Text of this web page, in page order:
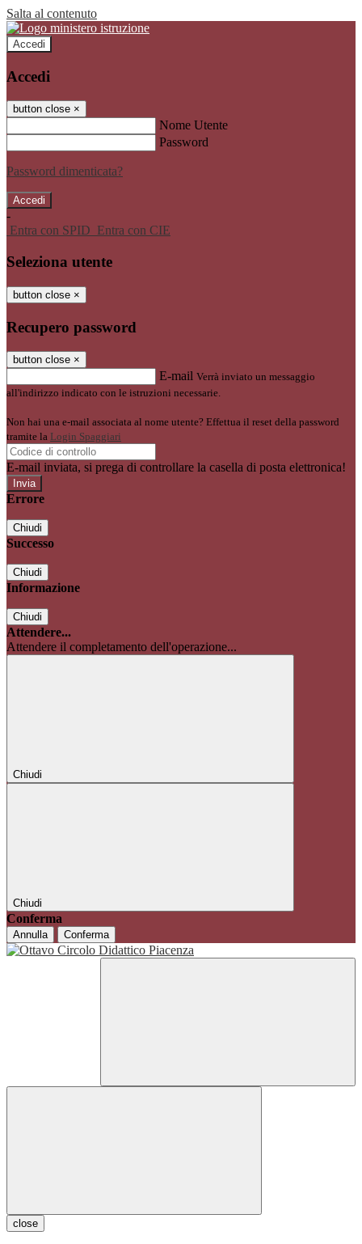
Salta al contenuto
Accedi
Accedi
button close ×
Nome Utente
Password
Password dimenticata?
-
Entra con SPID Entra con CIE
Seleziona utente
button close ×
Recupero password
button close ×
E-mail Verrà inviato un messaggio
all'indirizzo indicato con le istruzioni necessarie.
Non hai una e-mail associata al nome utente? Effettua il reset della password
tramite la Login Spaggiari
E-mail inviata, si prega di controllare la casella di posta elettronica!
Errore
Chiudi
Successo
Chiudi
Informazione
Chiudi
Attendere...
Attendere il completamento dell'operazione...
Chiudi
Chiudi
Conferma
Annulla Conferma
close